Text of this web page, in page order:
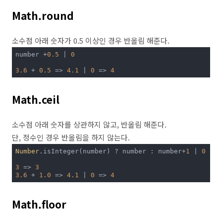
Math.round
소수점 아래 숫자가 0.5 이상인 경우 반올림 해준다.
number +0.5 0
3.6 + 0.5 => 4.1 0 => 4
Math.ceil
소수점 아래 숫자를 상관하지 않고, 반올림 해준다.
단, 정수인 경우 반올림을 하지 않는다.
Number.isInteger(number) ? number : number+1 0
3 => 3
3.6 + 1.0 => 4.1 0 => 4
Math.floor